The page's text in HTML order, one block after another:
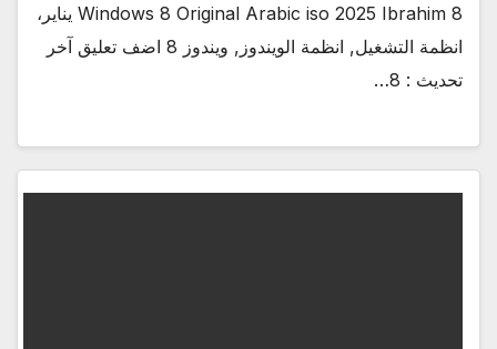
Windows 8 Original Arabic iso 2025 Ibrahim 8 يناير،
انظمة التشغيل, انظمة الويندوز, ويندوز 8 اضف تعليق آخر
تحديث : 8…